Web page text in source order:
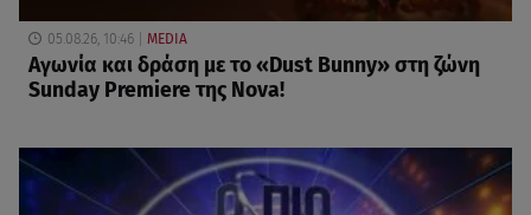
05.08.26, 10:46 MEDIA
Αγωνία και δράση με το «Dust Bunny» στη ζώνη
Sunday Premiere της Nova!